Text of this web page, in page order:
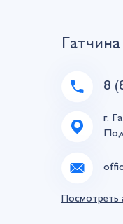
Гатчина
8
г.
Посмотреть